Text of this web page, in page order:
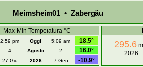
Meimsheim01 • Zabergäu
Max-Min Temperatura °C
2:59 pm Oggi 5:09 am
18.5°
4 Agosto 2
16.0°
27 Giu 2026 7 Gen -10.9°
295.6
2026